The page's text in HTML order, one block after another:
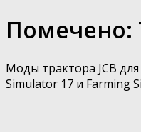
Помечено:
Моды трактора JCB
Simulator 17 и Farming